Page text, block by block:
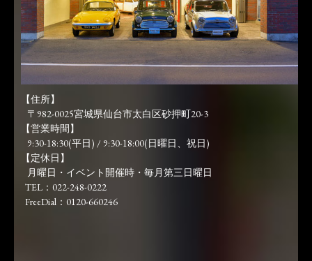
【住所】
〒982-0025宮城県仙台市太白区砂押町20-3
【営業時間】
9:30-18:30(平日) / 9:30-18:00(日曜日、祝日)
【定休日】
月曜日・イベント開催時・毎月第三日曜日
TEL：022-248-0222
FreeDial：0120-660246